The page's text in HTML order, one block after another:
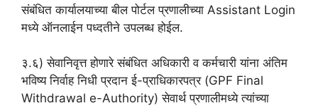
संबंधित कार्यालयाच्या बील पोर्टल प्रणालीच्या Assistant Login
मध्ये ऑनलाईन पध्दतीने उपलब्ध होईल.
३.६) सेवानिवृत्त होणारे संबंधित अधिकारी व कर्मचारी यांना अंतिम
भविष्य निर्वाह निधी प्रदान ई-प्राधिकारपत्र (GPF Final
Withdrawal e-Authority) सेवार्थ प्रणालीमध्ये त्यांच्या